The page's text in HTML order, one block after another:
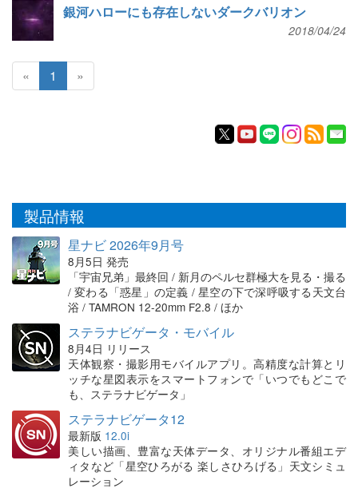
銀河ハローにも存在しないダークバリオン
2018/04/24
« 1 »
製品情報
星ナビ 2026年9月号
8月5日 発売
「宇宙兄弟」最終回 / 新月のペルセ群極大を見る・撮る
/ 変わる「惑星」の定義 / 星空の下で深呼吸する天文台
浴 / TAMRON 12-20mm F2.8 / ほか
ステラナビゲータ・モバイル
8月4日 リリース
天体観察・撮影用モバイルアプリ。高精度な計算とリ
ッチな星図表示をスマートフォンで「いつでもどこで
も、ステラナビゲータ」
ステラナビゲータ12
最新版 12.0i
美しい描画、豊富な天体データ、オリジナル番組エデ
ィタなど「星空ひろがる 楽しさひろげる」天文シミュ
レーション